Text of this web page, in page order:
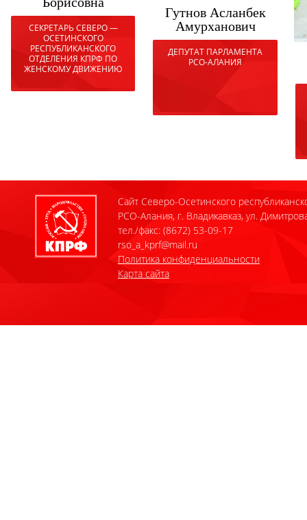
СЕКРЕТАРЬ СЕВЕРО —
ОСЕТИНСКОГО
РЕСПУБЛИКАНСКОГО
ОТДЕЛЕНИЯ КПРФ ПО
ЖЕНСКОМУ ДВИЖЕНИЮ
Гутнов Асланбек
Амурханович
ДЕПУТАТ ПАРЛАМЕНТА
РСО-АЛАНИЯ
Сайт Северо-Осетинского
РСО-Алания, г. Владикавказ, ул.
тел./факс: (8672) 53-09-17
rso_a_kprf@mail.ru
Политика конфиденциальности
Карта сайта